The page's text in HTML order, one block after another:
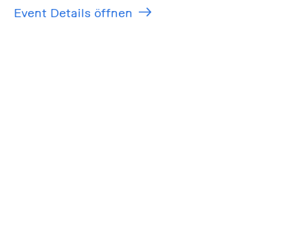
Event Details öffnen